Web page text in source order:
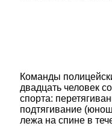
Команды
двадцать человек
спорта:
подтягивание
лежа на спине в